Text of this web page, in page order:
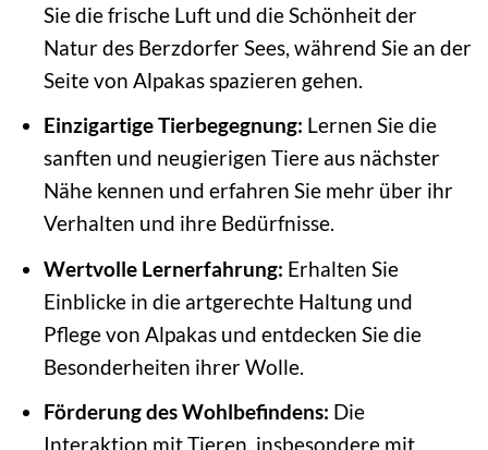
Sie die frische Luft und die Schönheit der
Natur des Berzdorfer Sees, während Sie an der
Seite von Alpakas spazieren gehen.
Einzigartige Tierbegegnung: Lernen Sie die
sanften und neugierigen Tiere aus nächster
Nähe kennen und erfahren Sie mehr über ihr
Verhalten und ihre Bedürfnisse.
Wertvolle Lernerfahrung: Erhalten Sie
Einblicke in die artgerechte Haltung und
Pflege von Alpakas und entdecken Sie die
Besonderheiten ihrer Wolle.
Förderung des Wohlbefindens: Die
Interaktion mit Tieren, insbesondere mit